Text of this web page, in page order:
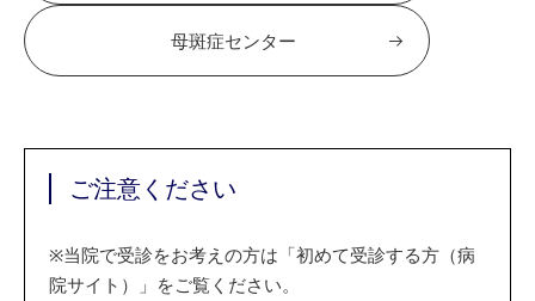
母斑症センター
ご注意ください
※当院で受診をお考えの方は「初めて受診する方（病
院サイト）」をご覧ください。